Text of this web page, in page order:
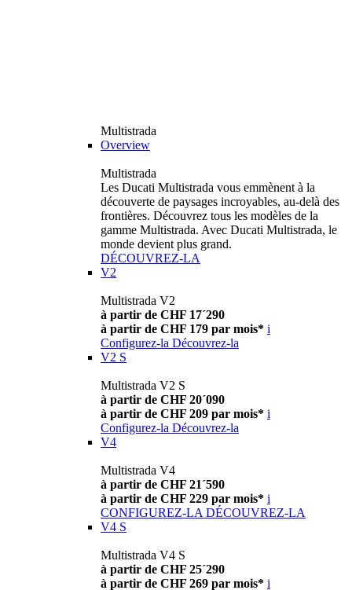
Multistrada
Overview
Multistrada
Les Ducati Multistrada vous emmènent à la
découverte de paysages incroyables, au-delà des
frontières. Découvrez tous les modèles de la
gamme Multistrada. Avec Ducati Multistrada, le
monde devient plus grand.
DÉCOUVREZ-LA
V2
Multistrada V2
à partir de CHF 17´290
à partir de CHF 179 par mois* i
Configurez-la Découvrez-la
V2 S
Multistrada V2 S
à partir de CHF 20´090
à partir de CHF 209 par mois* i
Configurez-la Découvrez-la
V4
Multistrada V4
à partir de CHF 21´590
à partir de CHF 229 par mois* i
CONFIGUREZ-LA DÉCOUVREZ-LA
V4 S
Multistrada V4 S
à partir de CHF 25´290
à partir de CHF 269 par mois* i